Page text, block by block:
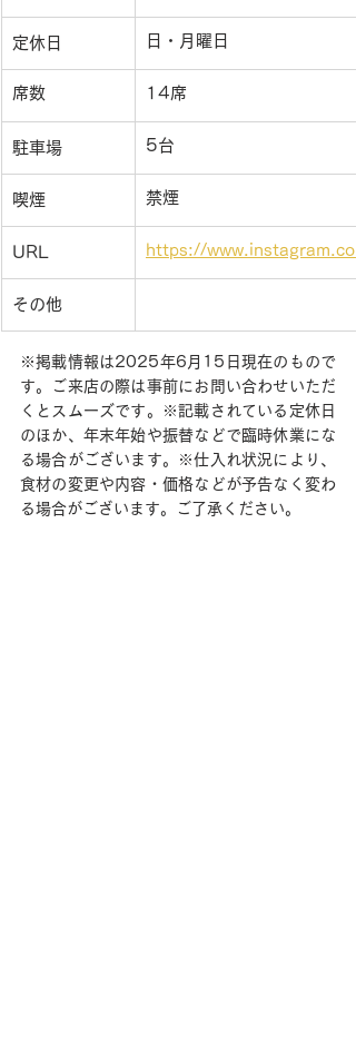
定休日 日・月曜日
席数 14席
駐車場 5台
喫煙 禁煙
URL https://
その他
※掲載情報は2025年6月15日現在のもので
す。ご来店の際は事前にお問い合わせいただ
くとスムーズです。※記載されている定休日
のほか、年末年始や振替などで臨時休業にな
る場合がございます。※仕入れ状況により、
食材の変更や内容・価格などが予告なく変わ
る場合がございます。ご了承ください。